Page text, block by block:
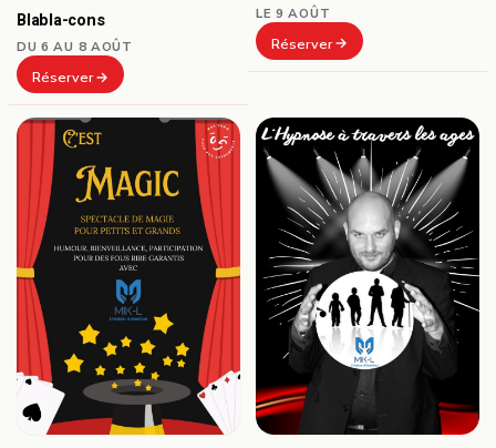
Blabla-cons
DU 6 AU 8 AOÛT
Réserver
LE 9 AOÛT
Réserver